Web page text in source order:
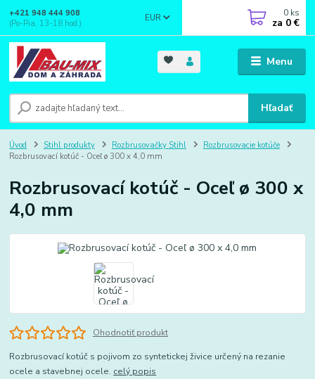
Menu
EUR
Hľadať
+421 948 444 908
(Po-Pia, 13-18 hod.)
0 ks
za 0 €
Úvod Stihl produkty Rozbrusovačky Stihl
Rozbrusovacie kotúče
Rozbrusovací kotúč - Oceľ ø 300 x 4,0 mm
Rozbrusovací kotúč - Oceľ ø 300 x
4,0 mm
Ohodnotiť produkt
Rozbrusovací kotúč s pojivom zo syntetickej živice určený na rezanie
ocele a stavebnej ocele. celý popis